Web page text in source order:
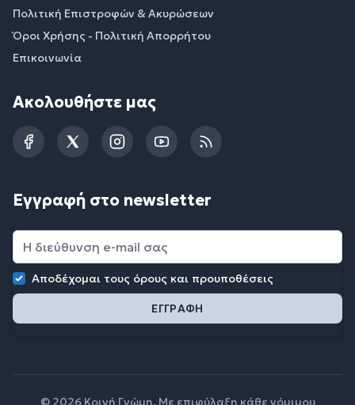
Πολιτική Επιστροφών & Ακυρώσεων
Όροι Χρήσης - Πολιτική Απορρήτου
Επικοινωνία
Ακολουθήστε μας
FacebookTwitterInstagramYouTubeRSS
Εγγραφή στο newsletter
Αποδέχομαι τους όρους και προυποθέσεις
© 2026 Κοινή Γνώμη. Με επιφύλαξη κάθε νόμιμου